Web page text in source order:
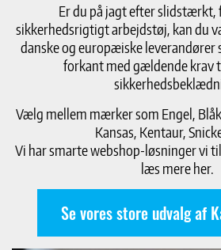
Er du på jagt efter
sikkerhedsrigtigt arbejdstøj, kan du
danske og europæiske leverandører
forkant med gældende krav
Vælg mellem mærker som Engel,
Kansas, Kentaur,
Vi har smarte webshop-løsninger vi
læs mere her.
Se vores store udvalg af